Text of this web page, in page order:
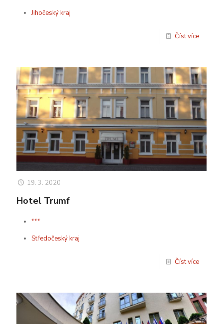
Jihočeský kraj
Číst více
19. 3. 2020
Hotel Trumf
***
Středočeský kraj
Číst více